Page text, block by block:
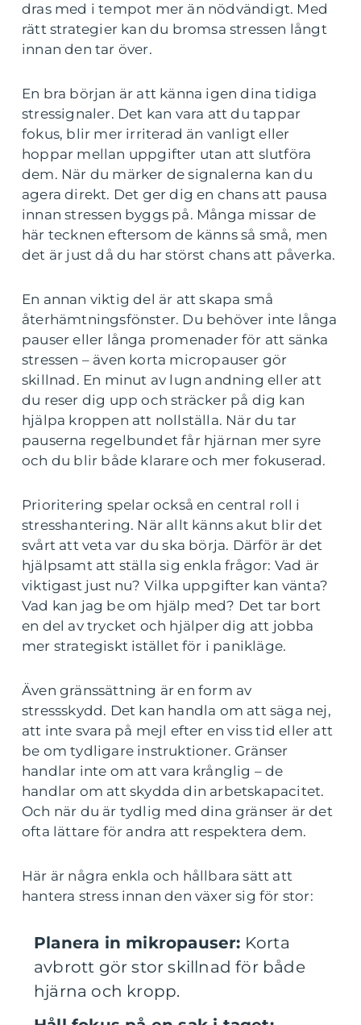
dras med i tempot mer än nödvändigt. Med
rätt strategier kan du bromsa stressen långt
innan den tar över.
En bra början är att känna igen dina tidiga
stressignaler. Det kan vara att du tappar
fokus, blir mer irriterad än vanligt eller
hoppar mellan uppgifter utan att slutföra
dem. När du märker de signalerna kan du
agera direkt. Det ger dig en chans att pausa
innan stressen byggs på. Många missar de
här tecknen eftersom de känns så små, men
det är just då du har störst chans att påverka.
En annan viktig del är att skapa små
återhämtningsfönster. Du behöver inte långa
pauser eller långa promenader för att sänka
stressen – även korta micropauser gör
skillnad. En minut av lugn andning eller att
du reser dig upp och sträcker på dig kan
hjälpa kroppen att nollställa. När du tar
pauserna regelbundet får hjärnan mer syre
och du blir både klarare och mer fokuserad.
Prioritering spelar också en central roll i
stresshantering. När allt känns akut blir det
svårt att veta var du ska börja. Därför är det
hjälpsamt att ställa sig enkla frågor: Vad är
viktigast just nu? Vilka uppgifter kan vänta?
Vad kan jag be om hjälp med? Det tar bort
en del av trycket och hjälper dig att jobba
mer strategiskt istället för i panikläge.
Även gränssättning är en form av
stressskydd. Det kan handla om att säga nej,
att inte svara på mejl efter en viss tid eller att
be om tydligare instruktioner. Gränser
handlar inte om att vara krånglig – de
handlar om att skydda din arbetskapacitet.
Och när du är tydlig med dina gränser är det
ofta lättare för andra att respektera dem.
Här är några enkla och hållbara sätt att
hantera stress innan den växer sig för stor:
Planera in mikropauser: Korta
avbrott gör stor skillnad för både
hjärna och kropp.